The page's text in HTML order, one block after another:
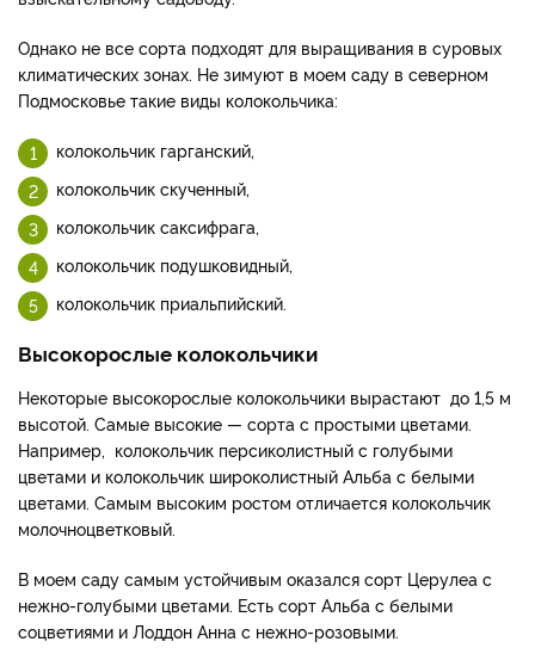
Однако не все сорта подходят для выращивания в суровых
климатических зонах. Не зимуют в моем саду в северном
Подмосковье такие виды колокольчика:
колокольчик гарганский,
колокольчик скученный,
колокольчик саксифрага,
колокольчик подушковидный,
колокольчик приальпийский.
Высокорослые колокольчики
Некоторые высокорослые колокольчики вырастают до 1,5 м
высотой. Самые высокие — сорта с простыми цветами.
Например, колокольчик персиколистный с голубыми
цветами и колокольчик широколистный Альба с белыми
цветами. Самым высоким ростом отличается колокольчик
молочноцветковый.
В моем саду самым устойчивым оказался сорт Церулеа с
нежно-голубыми цветами. Есть сорт Альба с белыми
соцветиями и Лоддон Анна с нежно-розовыми.